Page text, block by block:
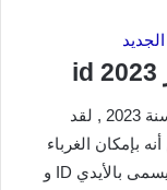
موقع سرقة حسابات فري فاير عن طريق id لسنة 2023 , لقد
بإمكان الغرباء
سرقة حسابك من خلال معرف اللاعب و الذي يسمى بالأيدي ID و